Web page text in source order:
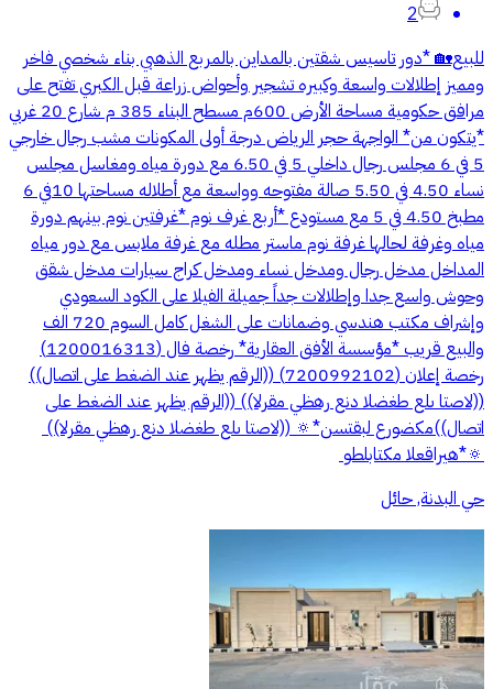
2
للبيع🏡 *دور تاسيس شقتين بالمداين بالمربع الذهبي بناء شخصي فاخر
ومميز إطلالات واسعة وكبيره تشجير وأحواض زراعة قبل الكبري تفتح على
مرافق حكومية مساحة الأرض 600م مسطح البناء 385 م شارع 20 غربي
*يتكون من* الواجهة حجر الرياض درجة أولى المكونات مشب رجال خارجي
5 في 6 مجلس رجال داخلي 5 في 6.50 مع دورة مياه ومغاسل مجلس
نساء 4.50 في 5.50 صالة مفتوحه وواسعة مع أطلاله مساحتها 10في 6
مطبخ 4.50 في 5 مع مستودع *أربع غرف نوم *غرفتين نوم بينهم دورة
مياه وغرفة لحالها غرفة نوم ماستر مطله مع غرفة ملابس مع دور مياه
المداخل مدخل رجال ومدخل نساء ومدخل كراج سيارات مدخل شقق
وحوش واسع جدا وإطلالات جداً جميلة الفيلا على الكود السعودي
وإشراف مكتب هندسي وضمانات على الشغل كامل السوم 720 الف
والبيع قريب *مؤسسة الأفق العقارية* رخصة فال (1200016313)
رخصة إعلان (7200992102) ((الرقم يظهر عند الضغط على اتصال))‬
‭((الرقم يظهر عند الضغط على اتصال))‬ ((الرقم يظهر عند الضغط على
اتصال))‭ ((الرقم يظهر عند الضغط على اتصال)) 🔅‏*نستقبل عروضكم
وطلباتكم العقاريه*🔅 ‭
حي البدنة, حائل